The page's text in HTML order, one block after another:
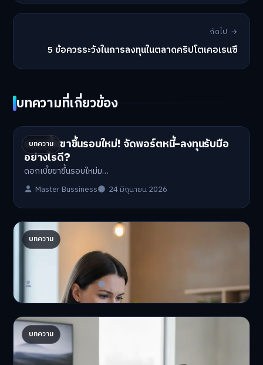
ถัดไป →
5 ข้อควรระวังในการลงทุนในตลาดคริปโตเคอเรนซี
บทความที่เกี่ยวข้อง
บทความ
ดอกเบี้ยขาขึ้นรอบใหม่! จัดพอร์ตหนี้-ลงทุนรับมือ
อย่างไรดี?
ดอกเบี้ยขาขึ้นรอบใหม่ม…
Master Bussiness 24 มิถุนายน 2026
บทความ
ปรับพอร์ตรับ ‘เงินดิจิทัล 2.0’ จัดสรรงบอย่างไรไม่
ให้พัง
'เงินดิจิทัล 2.0' มาแล…
Master Bussiness 23 มิถุนายน 2026
บทความ
AI จัดพอร์ตให้ปัง! เทรนด์ลงทุนยุคใหม่ ไม่ต้องเฝ้า
จอ
AI จัดพอร์ตให้ปัง! หมด…